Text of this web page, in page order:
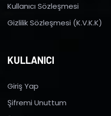
Kullanıcı Sözleşmesi
Gizlilik Sözleşmesi (K.V.K.K)
KULLANICI
Giriş Yap
Şifremi Unuttum